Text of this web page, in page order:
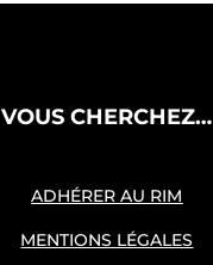
VOUS CHERCHEZ…
ADHÉRER AU RIM
MENTIONS LÉGALES